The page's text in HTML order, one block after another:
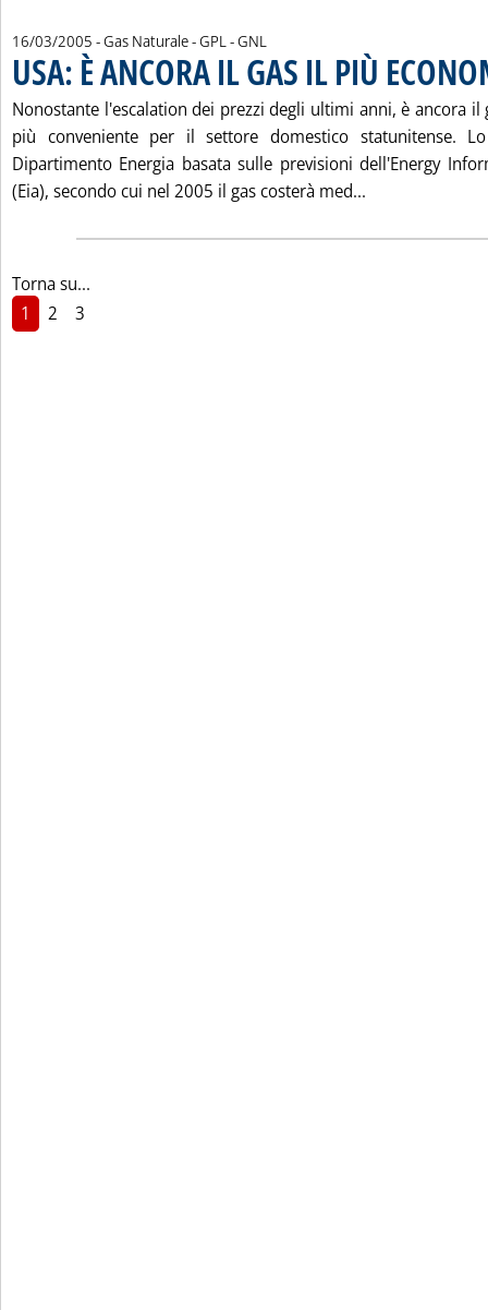
16/03/2005 - Gas Naturale - GPL - GNL
USA: È ANCORA IL GAS IL PIÙ
Nonostante l'escalation dei prezzi degli ultimi anni, è ancora il
più conveniente per il settore domestico statunitense.
Dipartimento Energia basata sulle previsioni dell'Energy
(Eia), secondo cui nel 2005 il gas costerà med...
Torna su...
1
2 3